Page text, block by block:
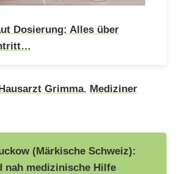
Dosierung: Alles über
Grimma, Mediziner
(Märkische Schweiz):
nah medizinische Hilfe